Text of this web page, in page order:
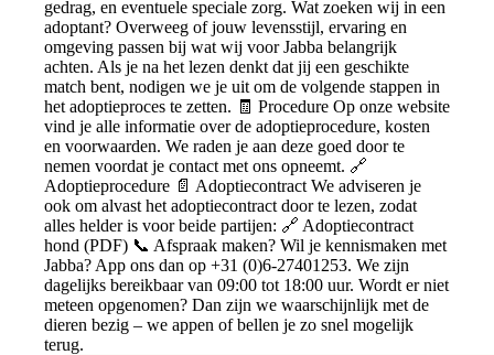
gedrag, en eventuele speciale zorg. Wat zoeken wij in een
adoptant? Overweeg of jouw levensstijl, ervaring en
omgeving passen bij wat wij voor Jabba belangrijk
achten. Als je na het lezen denkt dat jij een geschikte
match bent, nodigen we je uit om de volgende stappen in
het adoptieproces te zetten. 🧾 Procedure Op onze website
vind je alle informatie over de adoptieprocedure, kosten
en voorwaarden. We raden je aan deze goed door te
nemen voordat je contact met ons opneemt. 🔗
Adoptieprocedure 📄 Adoptiecontract We adviseren je
ook om alvast het adoptiecontract door te lezen, zodat
alles helder is voor beide partijen: 🔗 Adoptiecontract
hond (PDF) 📞 Afspraak maken? Wil je kennismaken met
Jabba? App ons dan op +31 (0)6-27401253. We zijn
dagelijks bereikbaar van 09:00 tot 18:00 uur. Wordt er niet
meteen opgenomen? Dan zijn we waarschijnlijk met de
dieren bezig – we appen of bellen je zo snel mogelijk
terug.